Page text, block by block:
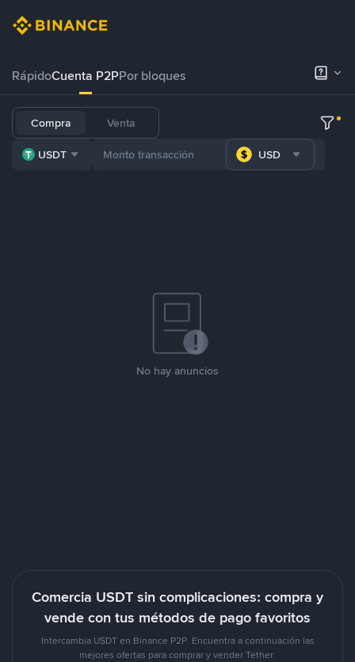
RápidoCuenta P2PPor bloques
Compra Venta
USDT USD
No hay anuncios
Comercia USDT sin complicaciones: compra y
vende con tus métodos de pago favoritos
Intercambia USDT en Binance P2P. Encuentra a continuación las
mejores ofertas para comprar y vender Tether.